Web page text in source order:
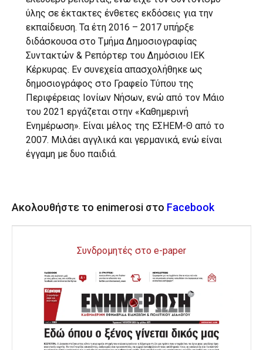
ύλης σε έκτακτες ένθετες εκδόσεις για την
εκπαίδευση. Τα έτη 2016 – 2017 υπήρξε
διδάσκουσα στο Τμήμα Δημοσιογραφίας
Συντακτών & Ρεπόρτερ του Δημόσιου ΙΕΚ
Κέρκυρας. Εν συνεχεία απασχολήθηκε ως
δημοσιογράφος στο Γραφείο Τύπου της
Περιφέρειας Ιονίων Νήσων, ενώ από τον Μάιο
του 2021 εργάζεται στην «Καθημερινή
Ενημέρωση». Είναι μέλος της ΕΣΗΕΜ-Θ από το
2007. Μιλάει αγγλικά και γερμανικά, ενώ είναι
έγγαμη με δυο παιδιά.
Ακολουθήστε το enimerosi στο Facebook
Συνδρομητές στο e-paper